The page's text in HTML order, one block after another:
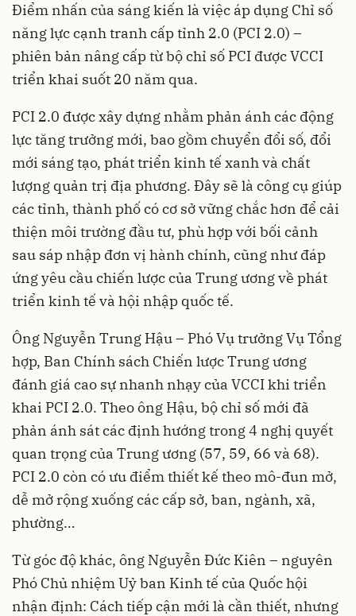
Điểm nhấn của sáng kiến là việc áp dụng Chỉ số
năng lực cạnh tranh cấp tỉnh 2.0 (PCI 2.0) –
phiên bản nâng cấp từ bộ chỉ số PCI được VCCI
triển khai suốt 20 năm qua.
PCI 2.0 được xây dựng nhằm phản ánh các động
lực tăng trưởng mới, bao gồm chuyển đổi số, đổi
mới sáng tạo, phát triển kinh tế xanh và chất
lượng quản trị địa phương. Đây sẽ là công cụ giúp
các tỉnh, thành phố có cơ sở vững chắc hơn để cải
thiện môi trường đầu tư, phù hợp với bối cảnh
sau sáp nhập đơn vị hành chính, cũng như đáp
ứng yêu cầu chiến lược của Trung ương về phát
triển kinh tế và hội nhập quốc tế.
Ông Nguyễn Trung Hậu – Phó Vụ trưởng Vụ Tổng
hợp, Ban Chính sách Chiến lược Trung ương
đánh giá cao sự nhanh nhạy của VCCI khi triển
khai PCI 2.0. Theo ông Hậu, bộ chỉ số mới đã
phản ánh sát các định hướng trong 4 nghị quyết
quan trọng của Trung ương (57, 59, 66 và 68).
PCI 2.0 còn có ưu điểm thiết kế theo mô-đun mở,
dễ mở rộng xuống các cấp sở, ban, ngành, xã,
phường…
Từ góc độ khác, ông Nguyễn Đức Kiên – nguyên
Phó Chủ nhiệm Uỷ ban Kinh tế của Quốc hội
nhận định: Cách tiếp cận mới là cần thiết, nhưng